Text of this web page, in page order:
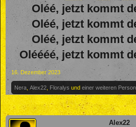
Oléé, jetzt kommt
Oléé, jetzt kommt
Oléé, jetzt kommt
Oléééé, jetzt kommt
16. Dezember 2023
Nera Alex22 Floralys und einer weiteren Person
Alex22